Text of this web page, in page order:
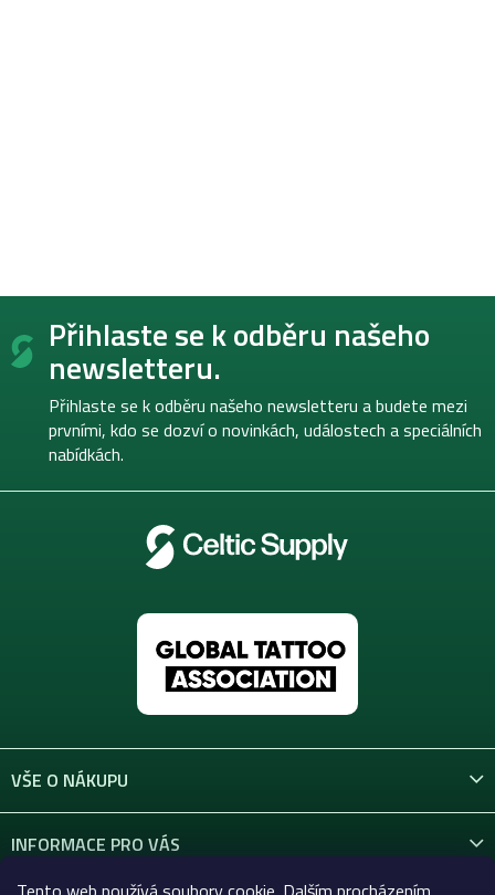
Z
Přihlaste se k odběru našeho
newsletteru.
Přihlaste se k odběru našeho newsletteru a budete mezi
prvními, kdo se dozví o novinkách, událostech a speciálních
nabídkách.
VŠE O NÁKUPU
INFORMACE PRO VÁS